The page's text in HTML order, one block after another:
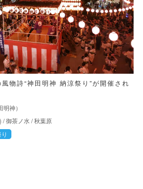
物詩“神田明神 納涼祭り”が開催され
神）
/御茶ノ水 /秋葉原